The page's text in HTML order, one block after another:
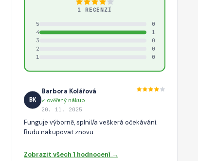
1 RECENZÍ
5
0
4
1
3
0
2
0
1
0
BK
Barbora Kolářová
✓ ověřený nákup
20. 11. 2025
Funguje výborně, splnil/a veškerá očekávání.
Budu nakupovat znovu.
Zobrazit všech 1 hodnocení →